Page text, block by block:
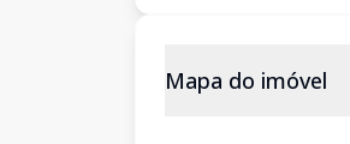
Mapa do imóvel